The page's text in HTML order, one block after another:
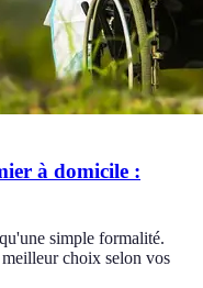
à domicile :
simple formalité.
choix selon vos